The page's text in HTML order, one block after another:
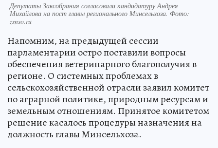
Депутаты Заксобрания согласовали кандидатуру Андрея
Михайлова на пост главы регионального Минсельхоза. Фото:
zsnso.ru
Напомним, на предыдущей сессии
парламентарии остро поставили вопросы
обеспечения ветеринарного благополучия в
регионе. О системных проблемах в
сельскохозяйственной отрасли заявил комитет
по аграрной политике, природным ресурсам и
земельным отношениям. Принятое комитетом
решение касалось процедуры назначения на
должность главы Минсельхоза.